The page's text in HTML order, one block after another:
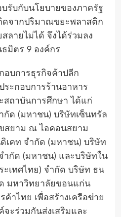
รับกับนโยบายของภาครัฐ
ดจากปริมาณขยะพลาสติก
ลายไม่ได้ จึงได้ร่วมลง
มิตร 9 องค์กร
อบการธุรกิจค้าปลีก
ระกอบการร้านอาหาร
สถาบันการศึกษา ได้แก่
ด (มหาชน) บริษัทเซ็นทรัล
สยาม ณ ไอคอนสยาม
เคท จำกัด (มหาชน) บริษัท
ำกัด (มหาชน) และบริษัทใน
ะเทศไทย) จำกัด บริษัท ธน
มหาวิทยาลัยขอนแก่น
าไทย เพื่อสร้างเครือข่าย
ะร่วมกันส่งเสริมและ